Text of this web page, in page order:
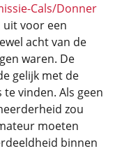
Cals/Donner
uit voor een
acht van de
waren. De
gelijk met de
vinden. Als geen
zou
moeten
binnen